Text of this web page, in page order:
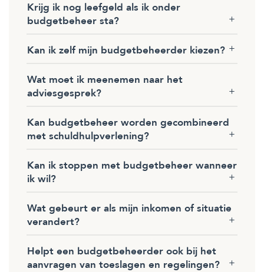
Krijg ik nog leefgeld als ik onder
budgetbeheer sta?
Kan ik zelf mijn budgetbeheerder kiezen?
Wat moet ik meenemen naar het
adviesgesprek?
Kan budgetbeheer worden gecombineerd
met schuldhulpverlening?
Kan ik stoppen met budgetbeheer wanneer
ik wil?
Wat gebeurt er als mijn inkomen of situatie
verandert?
Helpt een budgetbeheerder ook bij het
aanvragen van toeslagen en regelingen?